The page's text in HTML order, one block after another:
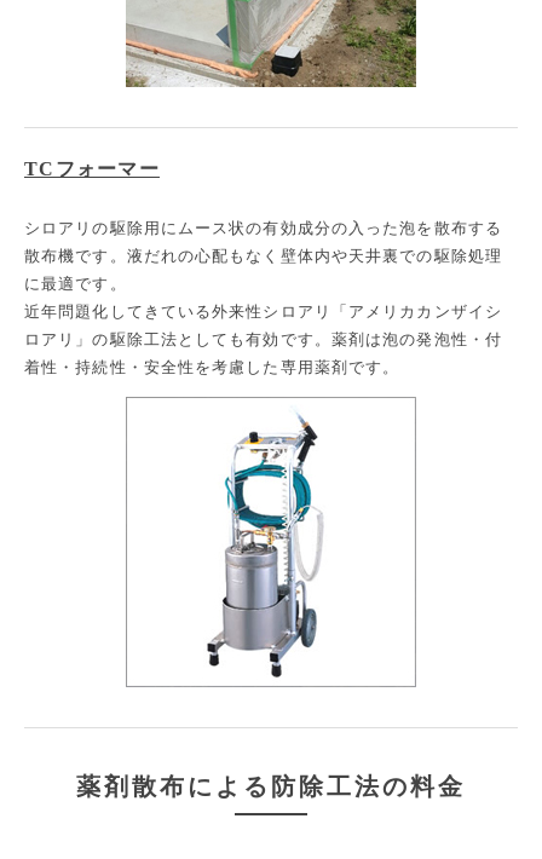
TCフォーマー
シロアリの駆除用にムース状の有効成分の入った泡を散布する
散布機です。液だれの心配もなく壁体内や天井裏での駆除処理
に最適です。
近年問題化してきている外来性シロアリ「アメリカカンザイシ
ロアリ」の駆除工法としても有効です。薬剤は泡の発泡性・付
着性・持続性・安全性を考慮した専用薬剤です。
薬剤散布による防除工法の料金